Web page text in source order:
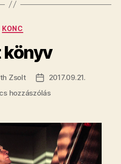
Kategóriák
KONC
könyv
Zsolt
Bejegyzés
dátuma
2017.09.21.
hozzászólása(z)
bejegyzéshez